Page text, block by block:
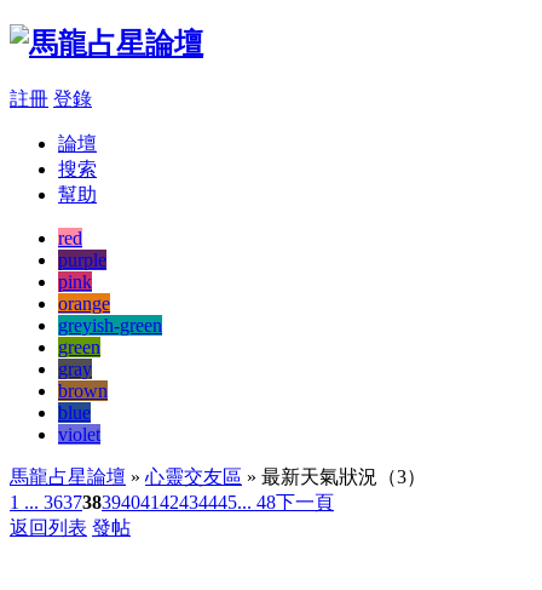
註冊 登錄
論壇
搜索
幫助
red
purple
pink
orange
greyish-green
green
gray
brown
blue
violet
馬龍占星論壇 » 心靈交友區 » 最新天氣狀況（3）
1 ... 36373839404142434445... 48下一頁
返回列表 發帖